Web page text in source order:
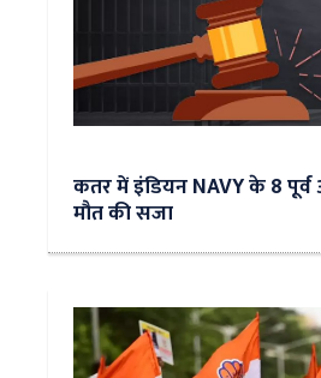
कतर में इंडियन NAVY के 8 पूर्व
मौत की सजा